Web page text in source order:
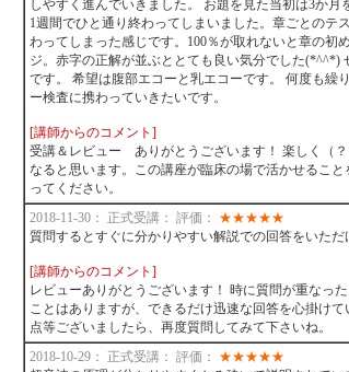
しやすく進んでいきました。 お題を見た当初は3か月
1週間でひと通り終わってしまいました。章ごとのテ
わってしまった感じです。100％が取れないと章の初
ジ。赤字の正解が並ぶととても良い気分でした(*^^*)
です。 希望は腹部エコーと乳エコーです。 何度も繰
ー検査に携わっていきたいです。
[講師からのコメント]
受講＆レビュー ありがとうございます！ 楽しく（？
なると思います。この講座が臨床の場で活かせるこ
ってください。
2018-11-30： 正式受講： 評価： ★★★★★
質問するとすぐに分かりやすい解説での回答をいただ
[講師からのコメント]
レビューありがとうございます！ 時に質問が重なっ
ことはありますが、できるだけ迅速な回答を心掛け
点等ございましたら、再度質問してみて下さいね。
2018-10-29： 正式受講： 評価： ★★★★★